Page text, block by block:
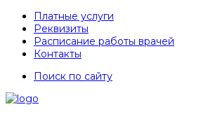
Платные услуги
Реквизиты
Расписание работы врачей
Контакты
Поиск по сайту